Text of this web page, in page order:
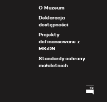
O Muzeum
Deklaracja
dostępności
Projekty
dofinansowane z
MKiDN
Standardy ochrony
małoletnich